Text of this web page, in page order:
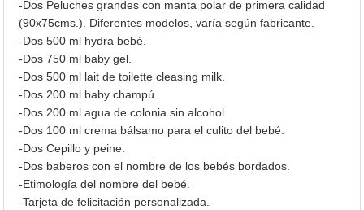
-Dos Peluches grandes con manta polar de primera calidad
(90x75cms.). Diferentes modelos, varía según fabricante.
-Dos 500 ml hydra bebé.
-Dos 750 ml baby gel.
-Dos 500 ml lait de toilette cleasing milk.
-Dos 200 ml baby champú.
-Dos 200 ml agua de colonia sin alcohol.
-Dos 100 ml crema bálsamo para el culito del bebé.
-Dos Cepillo y peine.
-Dos baberos con el nombre de los bebés bordados.
-Etimología del nombre del bebé.
-Tarjeta de felicitación personalizada.